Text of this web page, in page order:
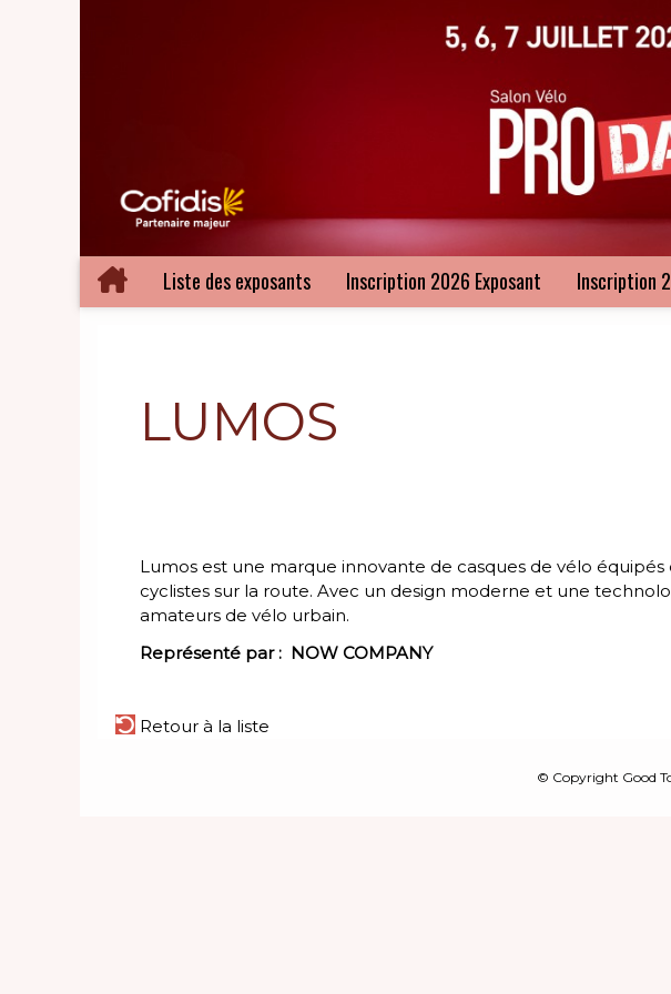
Liste des exposants Inscription 2026 Exposant Inscription
LUMOS
Lumos est une marque innovante de casques de vélo
cyclistes sur la route. Avec un design moderne et une
amateurs de vélo urbain.
Représenté par : NOW COMPANY
Retour à la liste
© Copyright Good To